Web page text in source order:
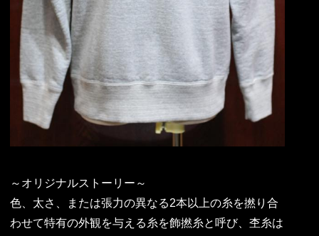
～オリジナルストーリー～
色、太さ、または張力の異なる2本以上の糸を撚り合
わせて特有の外観を与える糸を飾撚糸と呼び、杢糸は